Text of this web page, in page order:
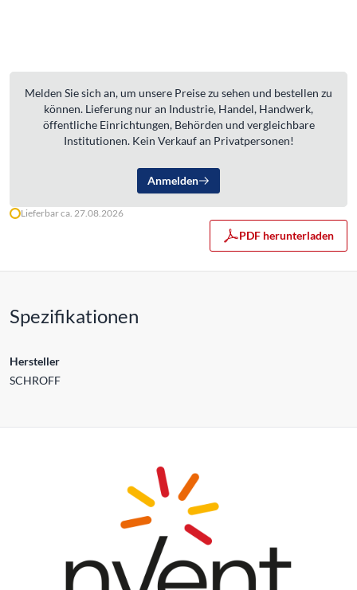
Melden Sie sich an, um unsere Preise zu sehen und bestellen zu
können. Lieferung nur an Industrie, Handel, Handwerk,
öffentliche Einrichtungen, Behörden und vergleichbare
Institutionen. Kein Verkauf an Privatpersonen!
Anmelden
Lieferbar ca. 27.08.2026
PDF herunterladen
Spezifikationen
Hersteller
SCHROFF